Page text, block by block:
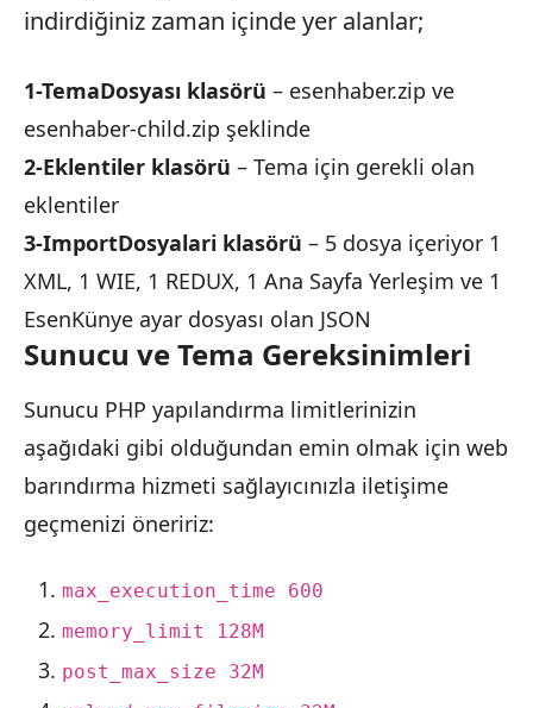
indirdiğiniz zaman içinde yer alanlar;
1-TemaDosyası klasörü – esenhaber.zip ve
esenhaber-child.zip şeklinde
2-Eklentiler klasörü – Tema için gerekli olan
eklentiler
3-ImportDosyalari klasörü – 5 dosya içeriyor 1
XML, 1 WIE, 1 REDUX, 1 Ana Sayfa Yerleşim ve 1
EsenKünye ayar dosyası olan JSON
Sunucu ve Tema Gereksinimleri
Sunucu PHP yapılandırma limitlerinizin
aşağıdaki gibi olduğundan emin olmak için web
barındırma hizmeti sağlayıcınızla iletişime
geçmenizi öneririz:
max_execution_time 600
memory_limit 128M
post_max_size 32M